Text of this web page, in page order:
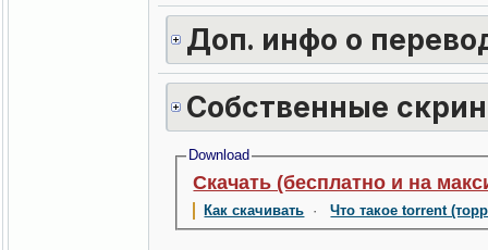
Доп. инфо о
Собственные
Download
Скачать (бесплатно и на
Как скачивать ·Что такое torrent